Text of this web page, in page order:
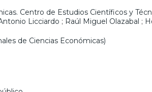
Centro de Estudios Científicos y
Licciardo ; Raúl Miguel Olazabal ;
de Ciencias Económicas)